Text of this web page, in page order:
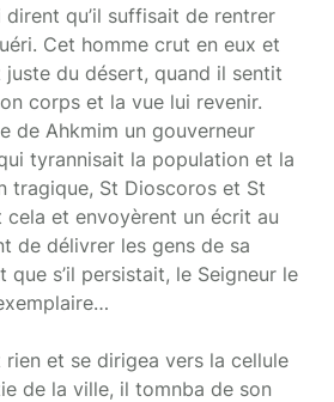
dirent qu’il suffisait de rentrer
Cet homme crut en eux et
du désert, quand il sentit
corps et la vue lui revenir.
de Ahkmim un gouverneur
tyrannisait la population et la
tragique, St Dioscoros et St
cela et envoyèrent un écrit au
de délivrer les gens de sa
s’il persistait, le Seigneur le
et se dirigea vers la cellule
de la ville, il tomnba de son